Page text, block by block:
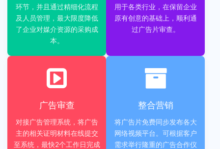
环节，并且通过精细化流程
及人员管理，最大限度降低
了企业对媒介资源的采购成
本。
用于各类行业，在保留企业
原有创意的基础上，顺利通
过广告片审查。
广告审查
对接广告管理系统，将广告
主的相关证明材料在线提交
至系统，最快2个工作日完成
整合营销
将广告片免费同步发布各大
网络视频平台。可根据客户
需求举行隆重的广告合作仪